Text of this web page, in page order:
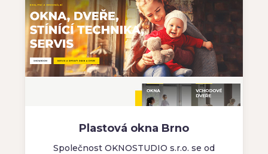
Plastová okna Brno
Společnost OKNOSTUDIO s.r.o. se od